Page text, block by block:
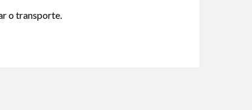
o transporte.